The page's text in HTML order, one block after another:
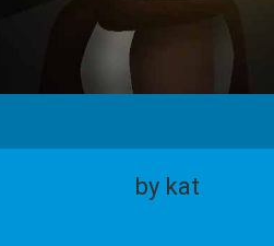
by kat